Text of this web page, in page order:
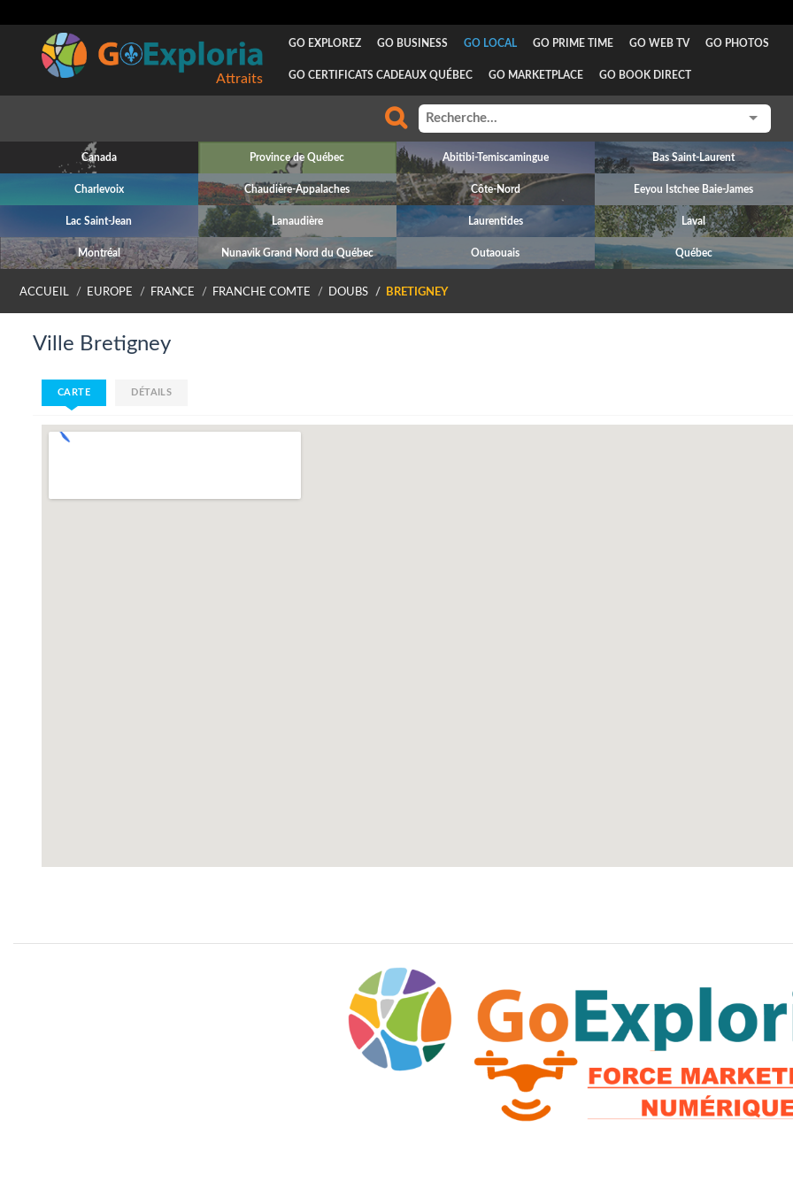
Attraits
GO EXPLOREZ GO BUSINESS GO LOCAL GO PRIME TIME GO WEB TV GO PHOTOS
GO CERTIFICATS CADEAUX QUÉBEC GO MARKETPLACE GO BOOK DIRECT
Canada Province de Québec Abitibi-Temiscamingue Bas Saint-Laurent
Charlevoix Chaudière-Appalaches Côte-Nord Eeyou Istchee Baie-James
Lac Saint-Jean Lanaudière Laurentides Laval
Montréal Nunavik Grand Nord du Québec Outaouais Québec
ACCUEIL EUROPE FRANCE FRANCHE COMTE DOUBS BRETIGNEY
Ville Bretigney
CARTE DÉTAILS